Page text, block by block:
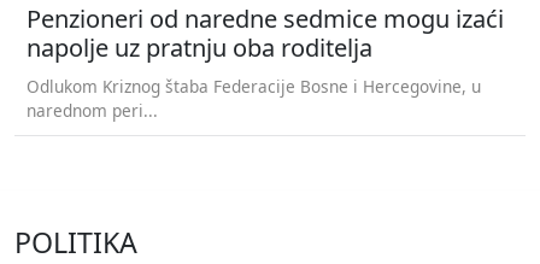
Penzioneri od naredne sedmice mogu izaći
napolje uz pratnju oba roditelja
Odlukom Kriznog štaba Federacije Bosne i Hercegovine, u
narednom peri...
POLITIKA